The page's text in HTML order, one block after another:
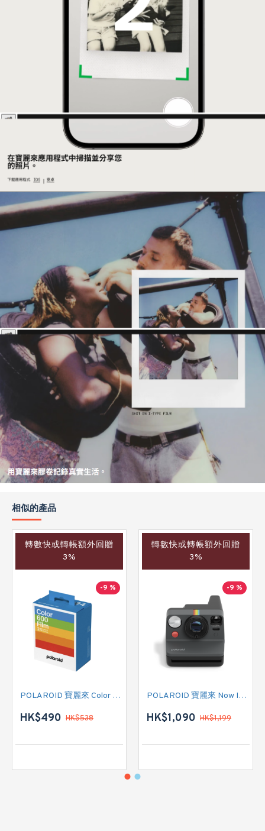
相似的產品
轉數快或轉帳額外回贈
3%
-9 %
POLAROID 寶麗來 Color Film for 600 - Triple Pack 白框 (006273) 即影即有菲林相紙
HK$490 HK$538
轉數快或轉帳額外回贈
3%
-9 %
POLAROID 寶麗來 Now Instant Camera Generation 3 (009154) 即影即有相機 (黑色)
HK$1,090 HK$1,199